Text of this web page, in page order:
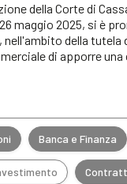
della Corte di
maggio 2025, si è
della tutela
di apporre
Banca e Finanza